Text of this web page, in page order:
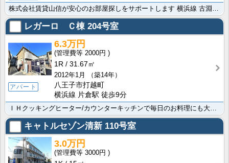
レガーロ Ｃ棟 204号室
アパート
6.3万円
2000円
1R
31.67㎡
2012年1月
（築14年）
八王子市打越町
横浜線 片倉駅 徒歩9分
ＩＨクッキングヒーター/カウンターキッチンで毎日のお料理にも大変便利です 横浜線 片倉駅/京王高尾線･･･
キャトルセゾン清新 110号室
3.0万円
3000円